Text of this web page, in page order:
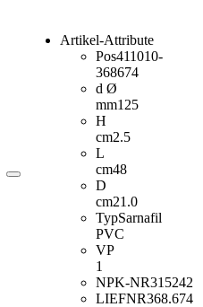
Artikel-Attribute
Pos411010-
368674
d Ø
mm125
H
cm2.5
L
cm48
D
cm21.0
TypSarnafil
PVC
VP
1
NPK-NR315242
LIEFNR368.674